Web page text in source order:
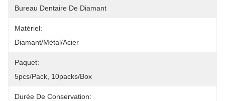
Bureau Dentaire De Diamant
Matériel:
Diamant/métal/acier
Paquet:
5pcs/pack, 10packs/box
Durée De Conservation: